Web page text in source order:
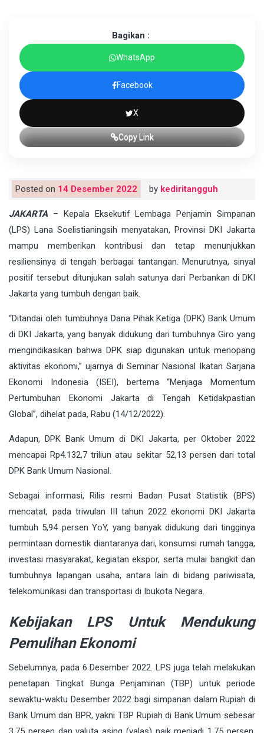
Bagikan :
WhatsApp
Facebook
X
Copy Link
Posted on 14 Desember 2022 by kediritangguh
JAKARTA – Kepala Eksekutif Lembaga Penjamin Simpanan
(LPS) Lana Soelistianingsih menyatakan, Provinsi DKI Jakarta
mampu memberikan kontribusi dan tetap menunjukkan
resiliensinya di tengah berbagai tantangan. Menurutnya, sinyal
positif tersebut ditunjukan salah satunya dari Perbankan di DKI
Jakarta yang tumbuh dengan baik.
“Ditandai oleh tumbuhnya Dana Pihak Ketiga (DPK) Bank Umum
di DKI Jakarta, yang banyak didukung dari tumbuhnya Giro yang
mengindikasikan bahwa DPK siap digunakan untuk menopang
aktivitas ekonomi,” ujarnya di Seminar Nasional Ikatan Sarjana
Ekonomi Indonesia (ISEI), bertema “Menjaga Momentum
Pertumbuhan Ekonomi Jakarta di Tengah Ketidakpastian
Global”, dihelat pada, Rabu (14/12/2022).
Adapun, DPK Bank Umum di DKI Jakarta, per Oktober 2022
mencapai Rp4.132,7 triliun atau sekitar 52,13 persen dari total
DPK Bank Umum Nasional.
Sebagai informasi, Rilis resmi Badan Pusat Statistik (BPS)
mencatat, pada triwulan III tahun 2022 ekonomi DKI Jakarta
tumbuh 5,94 persen YoY, yang banyak didukung dari tingginya
permintaan domestik diantaranya dari, konsumsi rumah tangga,
investasi masyarakat, kegiatan ekspor, serta mulai bangkit dan
tumbuhnya lapangan usaha, antara lain di bidang pariwisata,
telekomunikasi dan transportasi di Ibukota Negara.
Kebijakan LPS Untuk Mendukung
Pemulihan Ekonomi
Sebelumnya, pada 6 Desember 2022. LPS juga telah melakukan
penetapan Tingkat Bunga Penjaminan (TBP) untuk periode
sewaktu-waktu Desember 2022 bagi simpanan dalam Rupiah di
Bank Umum dan BPR, yakni TBP Rupiah di Bank Umum sebesar